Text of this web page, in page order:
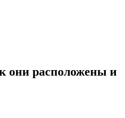
они расположены и